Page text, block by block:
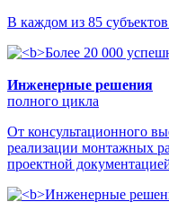
В каждом из 85
Инженерные решения
полного цикла
От консультационного
реализации монтажных
проектной